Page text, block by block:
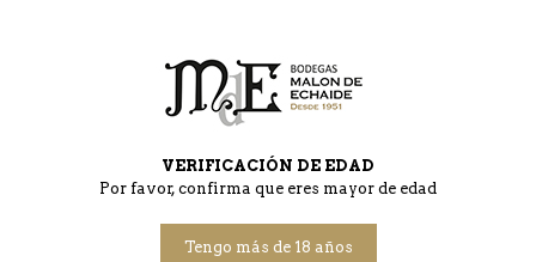
VERIFICACIÓN DE EDAD
Por favor, confirma que eres mayor de edad
Tengo más de 18 años
Bolsa cubitera PVC (1